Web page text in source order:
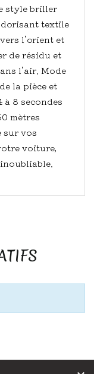
style briller
textile
l’orient et
de résidu et
l’air. Mode
la pièce et
à 8 secondes
mètres
sur vos
voiture,